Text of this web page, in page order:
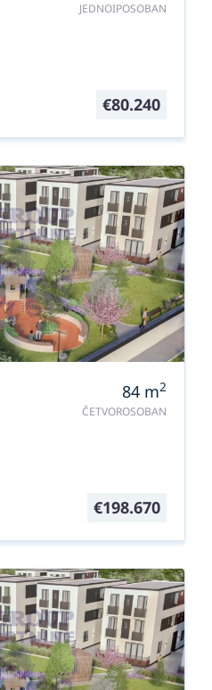
JEDNOIPOSOBAN
€80.240
84 m2
ČETVOROSOBAN
€198.670